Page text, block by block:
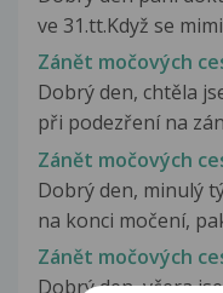
ve 31.tt.Když se
Zánět močových
Dobrý den, chtěla
při podezření na
Zánět močových
Dobrý den, minulý
na konci močení,
Zánět močových
Dobrý den, včera